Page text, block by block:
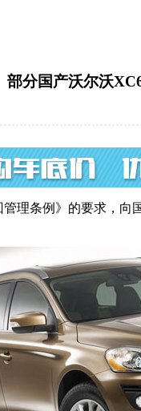
部分国产沃尔沃
理条例》的要求，向